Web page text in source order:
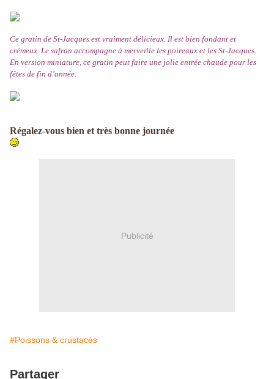
Ce gratin de St-Jacques est vraiment délicieux. Il est bien fondant et
crémeux. Le safran accompagne à merveille les poireaux et les St-Jacques.
En version miniature, ce gratin peut faire une jolie entrée chaude pour les
fêtes de fin d’année.
Régalez-vous bien et très bonne journée
Publicité
#Poissons & crustacés
Partager